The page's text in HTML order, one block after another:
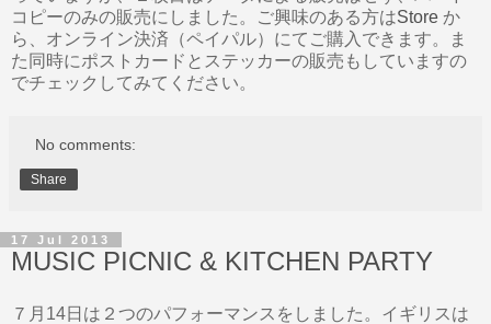
コピーのみの販売にしました。ご興味のある方はStore か
ら、オンライン決済（ペイパル）にてご購入できます。ま
た同時にポストカードとステッカーの販売もしていますの
でチェックしてみてください。
No comments:
Share
17 Jul 2013
MUSIC PICNIC & KITCHEN PARTY
７月14日は２つのパフォーマンスをしました。イギリスは